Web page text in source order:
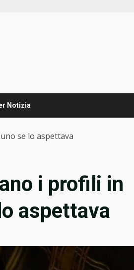
Notizia
se lo aspettava
i profili in
aspettava